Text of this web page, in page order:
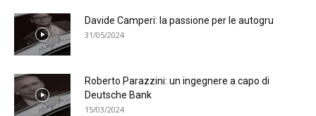
Davide Camperi: la passione per le autogru
31/05/2024
Roberto Parazzini: un ingegnere a capo di
Deutsche Bank
15/03/2024